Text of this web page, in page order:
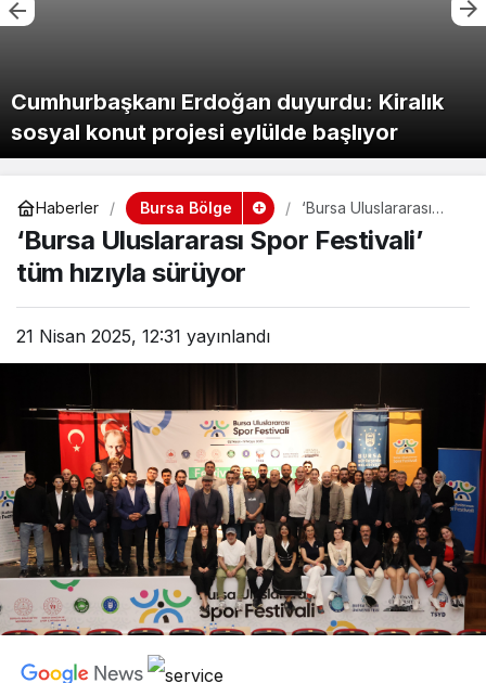
Cumhurbaşkanı Erdoğan duyurdu: Kiralık
sosyal konut projesi eylülde başlıyor
Haberler Bursa Bölge
‘Bursa Uluslararası
Spor Festivali’ tüm
hızıyla sürüyor
‘Bursa Uluslararası Spor Festivali’
tüm hızıyla sürüyor
21 Nisan 2025, 12:31 yayınlandı